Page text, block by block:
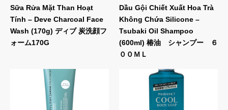
Sữa Rửa Mặt Than Hoạt
Tính – Deve Charcoal Face
Wash (170g) ディブ 炭洗顔フ
ォーム170G
Dầu Gội Chiết Xuất Hoa Trà
Không Chứa Silicone –
Tsubaki Oil Shampoo
(600ml) 椿油 シャンプー ６
００ＭＬ